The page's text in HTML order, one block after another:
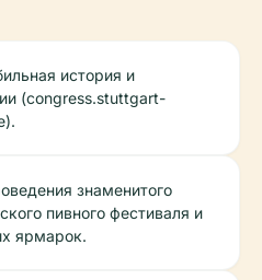
история и
(congress.stuttgart-
знаменитого
пивного фестиваля и
ярмарок.